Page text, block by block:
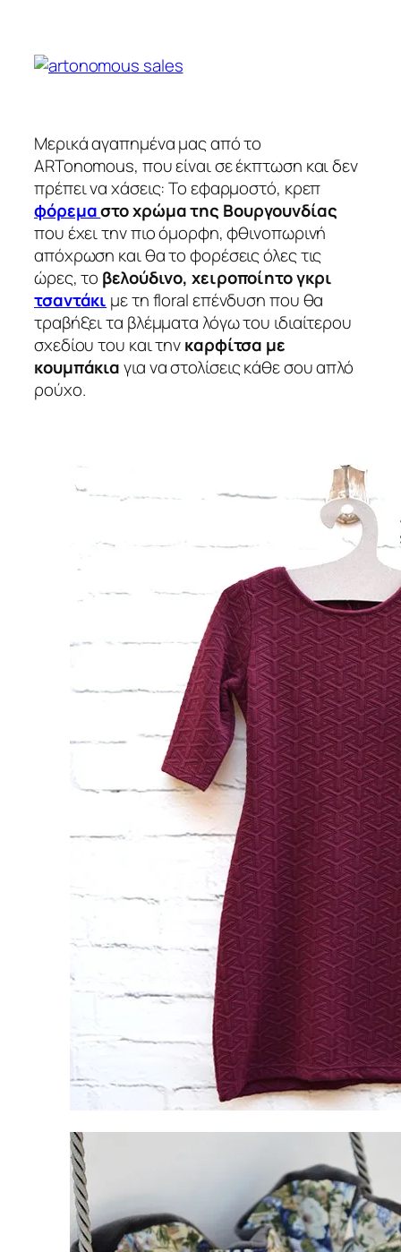
Μερικά αγαπημένα μας από το
ARTonomous, που είναι σε έκπτωση και δεν
πρέπει να χάσεις: Το εφαρμοστό, κρεπ
φόρεμαστο χρώμα της Βουργουνδίας
που έχει την πιο όμορφη, φθινοπωρινή
απόχρωση και θα το φορέσεις όλες τις
ώρες, το βελούδινο, χειροποίητο γκρι
τσαντάκι με τη floral επένδυση που θα
τραβήξει τα βλέμματα λόγω του ιδιαίτερου
σχεδίου του και τηνκαρφίτσα με
κουμπάκιαγια να στολίσεις κάθε σου απλό
ρούχο.